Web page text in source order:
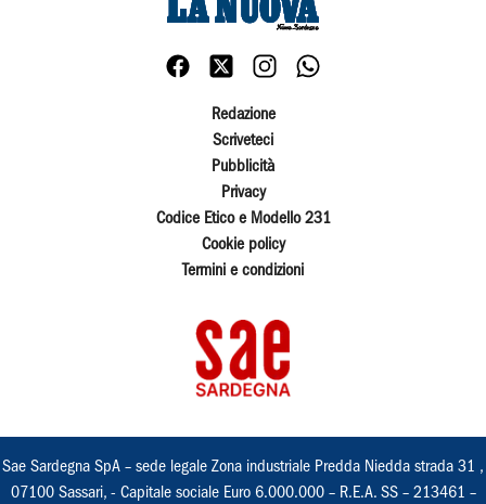
Redazione
Scriveteci
Pubblicità
Privacy
Codice Etico e Modello 231
Cookie policy
Termini e condizioni
Sae Sardegna SpA – sede legale Zona industriale Predda Niedda strada 31 ,
07100 Sassari, - Capitale sociale Euro 6.000.000 – R.E.A. SS – 213461 –